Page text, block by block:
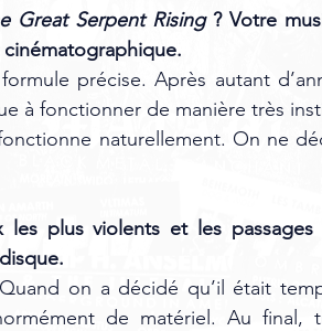
Great Serpent Rising ? Votre
précise. Après autant
à fonctionner de manière très
naturellement. On ne
les plus violents et les
on a décidé qu’il était
de matériel. Au final,